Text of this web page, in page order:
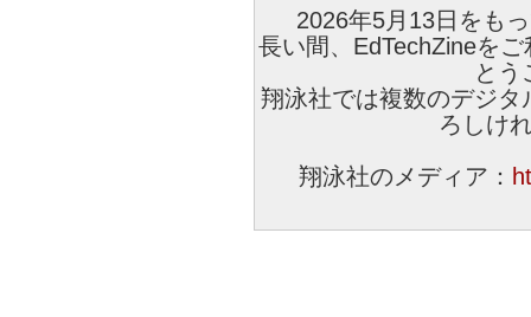
2026年5月13日をも
長い間、EdTechZineを
とう
翔泳社では複数のデジ
ろしけ
翔泳社のメディア：